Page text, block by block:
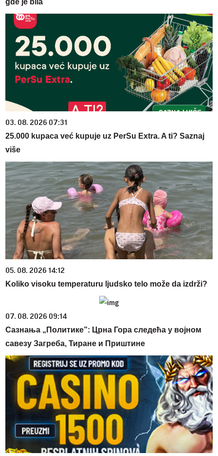
03. 08. 2026 07:31
25.000 kupaca već kupuje uz PerSu Extra. A ti? Saznaj
više
05. 08. 2026 14:12
Koliko visoku temperaturu ljudsko telo može da izdrži?
07. 08. 2026 09:14
Сазнања „Политике”: Црна Гора следећа у војном
савезу Загреба, Тиране и Приштине